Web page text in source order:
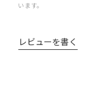
います。
レビューを書く